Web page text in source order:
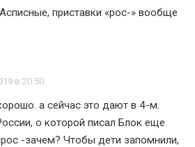
приставки «рос-» вообще
в 20:50
а сейчас это дают в 4-м.
о которой писал Блок еще
-зачем? Чтобы дети запомнили,